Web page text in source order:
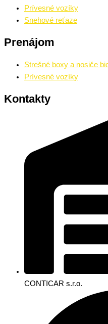
Prívesné vozíky
Snehové reťaze
Prenájom
Strešné boxy a nosiče
Prívesné vozíky
Kontakty
CONTICAR s.r.o.